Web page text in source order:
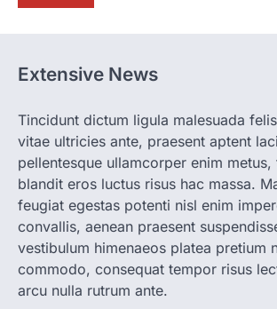
बनाने की दिशा में जिले के नगरी…
2
CHHATTISGARH
जाएगी एल्बेंडाजोल
More Khabar
रायपुर। राष्ट्रीय कृमि मुक्ति दिवस
बच्चों के स्वास्थ्य सुधार के लिए
CHHATTISGARH
CG : मुख्यमंत्री विष्णुदेव
छत्तीसगढ़ को बड़ी उपलब्धि
More Khabar
Extensive News
Tincidunt dictum ligula malesuada
vitae ultricies ante, praesent aptent
pellentesque ullamcorper enim
blandit eros luctus risus hac massa.
feugiat egestas potenti nisl enim
convallis, aenean praesent
vestibulum himenaeos platea pretium
commodo, consequat tempor risus
arcu nulla rutrum ante.